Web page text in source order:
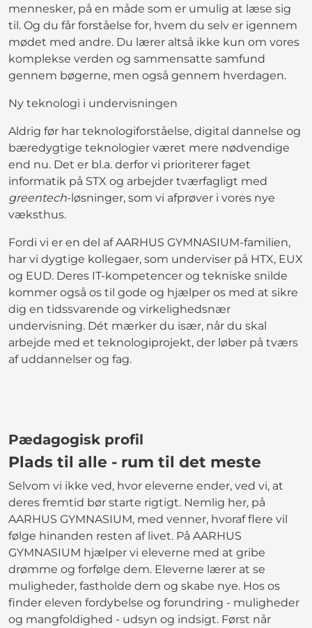
mennesker, på en måde som er umulig at læse sig
til. Og du får forståelse for, hvem du selv er igennem
mødet med andre. Du lærer altså ikke kun om vores
komplekse verden og sammensatte samfund
gennem bøgerne, men også gennem hverdagen.
Ny teknologi i undervisningen
Aldrig før har teknologiforståelse, digital dannelse og
bæredygtige teknologier været mere nødvendige
end nu. Det er bl.a. derfor vi prioriterer faget
informatik på STX og arbejder tværfagligt med
greentech-løsninger, som vi afprøver i vores nye
væksthus.
Fordi vi er en del af AARHUS GYMNASIUM-familien,
har vi dygtige kollegaer, som underviser på HTX, EUX
og EUD. Deres IT-kompetencer og tekniske snilde
kommer også os til gode og hjælper os med at sikre
dig en tidssvarende og virkelighedsnær
undervisning. Dét mærker du især, når du skal
arbejde med et teknologiprojekt, der løber på tværs
af uddannelser og fag.
Pædagogisk profil
Plads til alle - rum til det meste
Selvom vi ikke ved, hvor eleverne ender, ved vi, at
deres fremtid bør starte rigtigt. Nemlig her, på
AARHUS GYMNASIUM, med venner, hvoraf flere vil
følge hinanden resten af livet. På AARHUS
GYMNASIUM hjælper vi eleverne med at gribe
drømme og forfølge dem. Eleverne lærer at se
muligheder, fastholde dem og skabe nye. Hos os
finder eleven fordybelse og forundring - muligheder
og mangfoldighed - udsyn og indsigt. Først når